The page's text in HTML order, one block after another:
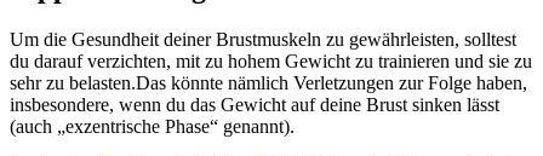
Um die Gesundheit deiner Brustmuskeln zu gewährleisten, solltest
du darauf verzichten, mit zu hohem Gewicht zu trainieren und sie zu
sehr zu belasten.Das könnte nämlich Verletzungen zur Folge haben,
insbesondere, wenn du das Gewicht auf deine Brust sinken lässt
(auch „exzentrische Phase“ genannt).